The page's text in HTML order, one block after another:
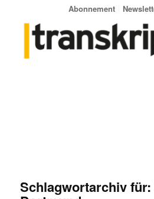
Abonnement
Schlagwortarchiv für: